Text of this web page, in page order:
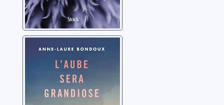
L'aube sera
grandiose
Bondoux, Anne-Laure